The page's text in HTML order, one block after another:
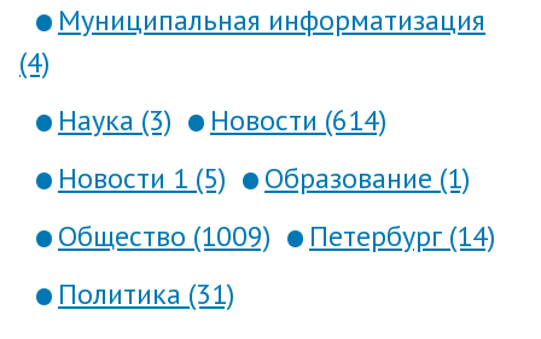
Муниципальная информатизация
(4)
Наука (3)
Новости (614)
Новости 1 (5)
Образование (1)
Общество (1009)
Петербург (14)
Политика (31)